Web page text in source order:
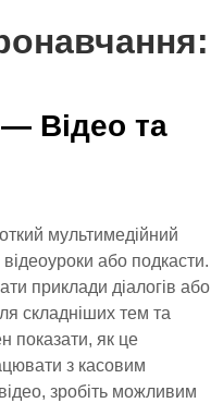
— Відео та
мультимедійний
або подкасти.
приклади діалогів або
складніших тем та
показати, як це
з касовим
зробіть можливим